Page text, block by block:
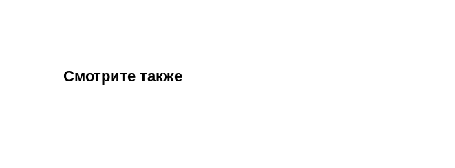
Смотрите также